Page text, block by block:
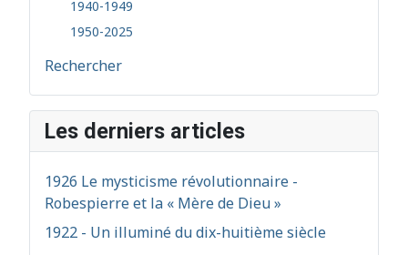
1940-1949
1950-2025
Rechercher
Les derniers articles
1926 Le mysticisme révolutionnaire -
Robespierre et la « Mère de Dieu »
1922 - Un illuminé du dix-huitième siècle